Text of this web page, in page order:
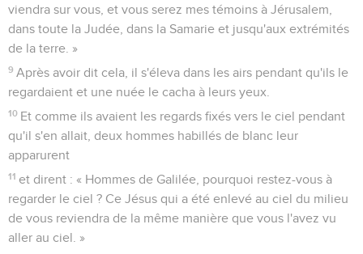
viendra sur vous, et vous serez mes témoins à Jérusalem,
dans toute la Judée, dans la Samarie et jusqu'aux extrémités
de la terre. »
9 Après avoir dit cela, il s'éleva dans les airs pendant qu'ils le
regardaient et une nuée le cacha à leurs yeux.
10 Et comme ils avaient les regards fixés vers le ciel pendant
qu'il s'en allait, deux hommes habillés de blanc leur
apparurent
11 et dirent : « Hommes de Galilée, pourquoi restez-vous à
regarder le ciel ? Ce Jésus qui a été enlevé au ciel du milieu
de vous reviendra de la même manière que vous l'avez vu
aller au ciel. »